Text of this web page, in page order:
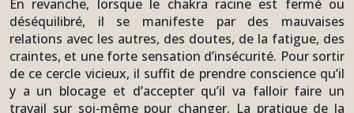
En revanche, lorsque le chakra racine est fermé ou
déséquilibré, il se manifeste par des mauvaises
relations avec les autres, des doutes, de la fatigue, des
craintes, et une forte sensation d’insécurité. Pour sortir
de ce cercle vicieux, il suffit de prendre conscience qu’il
y a un blocage et d’accepter qu’il va falloir faire un
travail sur soi-même pour changer. La pratique de la